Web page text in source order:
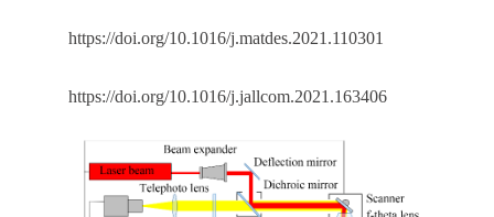
https://doi.org/10.1016/j.matdes.2021.110301
https://doi.org/10.1016/j.jallcom.2021.163406